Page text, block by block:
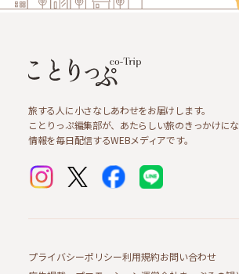
旅する人に小さなしあわせをお届けします。
ことりっぷ編集部が、あたらしい旅のきっかけに
情報を毎日配信するWEBメディアです。
プライバシーポリシー利用規約お問い合わせ